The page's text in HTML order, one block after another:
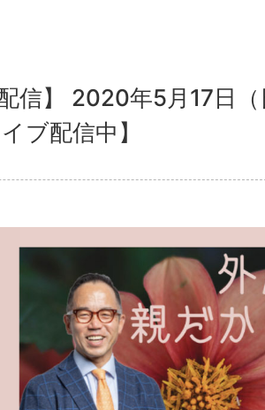
信】 2020年5月17日
ブ配信中】